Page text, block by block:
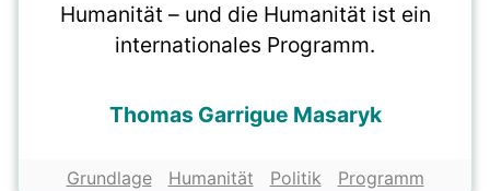
Humanität – und die Humanität ist ein
internationales Programm.
Thomas Garrigue Masaryk
Grundlage Humanität Politik Programm